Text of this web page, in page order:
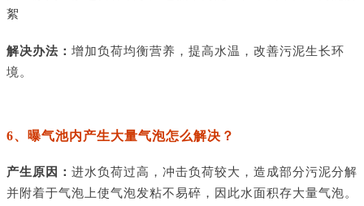
絮
解决办法： 增加负荷均衡营养，提高水温，改善污泥生长环
境。
6、曝气池内产生大量气泡怎么解决？
产生原因： 进水负荷过高，冲击负荷较大，造成部分污泥分解
并附着于气泡上使气泡发粘不易碎，因此水面积存大量气泡。